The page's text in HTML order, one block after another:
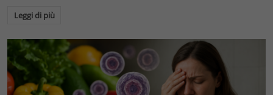
Leggi di più